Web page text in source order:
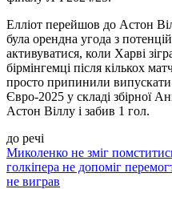
Елліот перейшов до Астон
була орендна угода з
активуватися, коли Харві
бірмінгемці після кількох
просто припинили
Євро-2025 у складі збірної
Астон Віллу і забив 1 гол.
до речі
Миколенко не зміг
голкіпера не допоміг
не виграв